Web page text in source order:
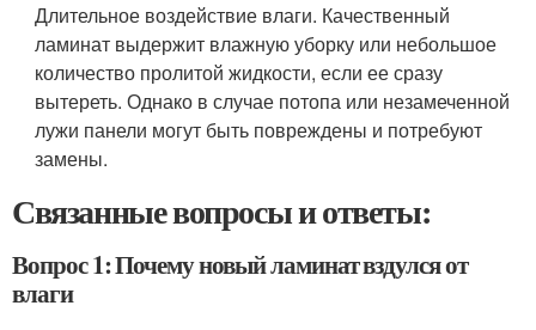
Длительное воздействие влаги. Качественный
ламинат выдержит влажную уборку или небольшое
количество пролитой жидкости, если ее сразу
вытереть. Однако в случае потопа или незамеченной
лужи панели могут быть повреждены и потребуют
замены.
Связанные вопросы и ответы:
Вопрос 1: Почему новый ламинат вздулся от
влаги